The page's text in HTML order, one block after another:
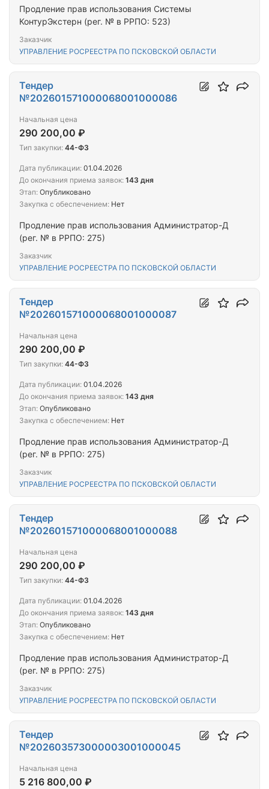
Продление прав использования Cистемы
КонтурЭкстерн (рег. № в РРПО: 523)
Заказчик
УПРАВЛЕНИЕ РОСРЕЕСТРА ПО ПСКОВСКОЙ ОБЛАСТИ
Продление прав использования Администратор-Д
(рег. № в РРПО: 275)
Заказчик
УПРАВЛЕНИЕ РОСРЕЕСТРА ПО ПСКОВСКОЙ ОБЛАСТИ
Тендер
№202601571000068001000086
Начальная цена
290 200,00 ₽
Тип закупки: 44-ФЗ
Дата публикации: 01.04.2026
До окончания приема заявок: 143 дня
Этап: Опубликовано
Закупка с обеспечением: Нет
Продление прав использования Администратор-Д
(рег. № в РРПО: 275)
Заказчик
УПРАВЛЕНИЕ РОСРЕЕСТРА ПО ПСКОВСКОЙ ОБЛАСТИ
Тендер
№202601571000068001000087
Начальная цена
290 200,00 ₽
Тип закупки: 44-ФЗ
Дата публикации: 01.04.2026
До окончания приема заявок: 143 дня
Этап: Опубликовано
Закупка с обеспечением: Нет
Продление прав использования Администратор-Д
(рег. № в РРПО: 275)
Заказчик
УПРАВЛЕНИЕ РОСРЕЕСТРА ПО ПСКОВСКОЙ ОБЛАСТИ
Тендер
№202601571000068001000088
Начальная цена
290 200,00 ₽
Тип закупки: 44-ФЗ
Дата публикации: 01.04.2026
До окончания приема заявок: 143 дня
Этап: Опубликовано
Закупка с обеспечением: Нет
Тендер
№202603573000003001000045
Начальная цена
5 216 800,00 ₽